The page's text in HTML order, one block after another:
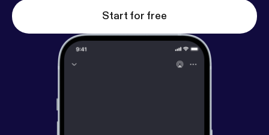
Start for free